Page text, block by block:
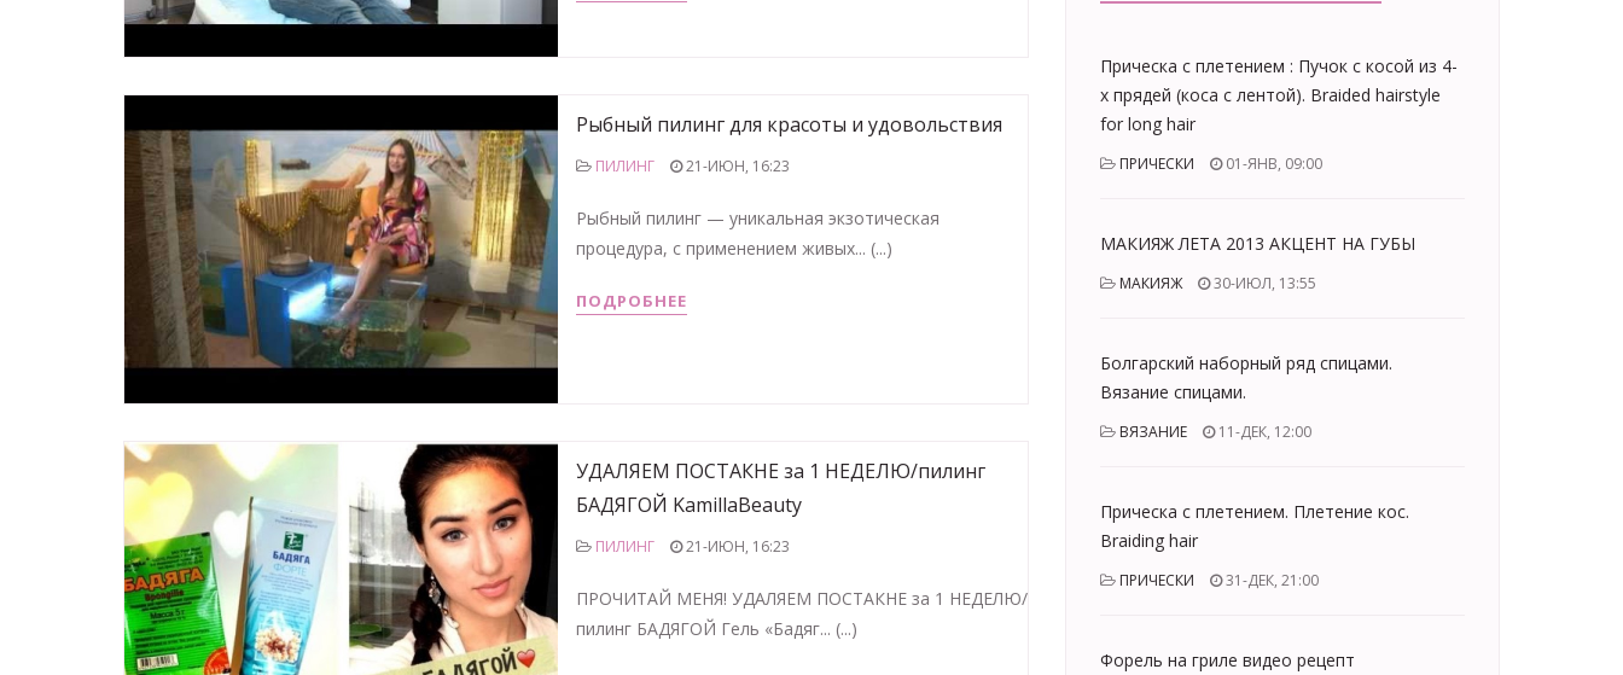
Рыбный пилинг для красоты и удовольствия
ПИЛИНГ 21-ИЮН, 16:23
Рыбный пилинг — уникальная экзотическая
процедура, с применением живых... (...)
ПОДРОБНЕЕ
УДАЛЯЕМ ПОСТАКНЕ за 1 НЕДЕЛЮ/пилинг
БАДЯГОЙ KamillaBeauty
ПИЛИНГ 21-ИЮН, 16:23
ПРОЧИТАЙ МЕНЯ! УДАЛЯЕМ ПОСТАКНЕ за 1 НЕДЕЛЮ/
пилинг БАДЯГОЙ Гель «Бадяг... (...)
Прическа с плетением : Пучок с косой из 4-
х прядей (коса с лентой). Braided hairstyle
for long hair
ПРИЧЕСКИ 01-ЯНВ, 09:00
МАКИЯЖ ЛЕТА 2013 АКЦЕНТ НА ГУБЫ
МАКИЯЖ 30-ИЮЛ, 13:55
Болгарский наборный ряд спицами.
Вязание спицами.
ВЯЗАНИЕ 11-ДЕК, 12:00
Прическа с плетением. Плетение кос.
Braiding hair
ПРИЧЕСКИ 31-ДЕК, 21:00
Форель на гриле видео рецепт